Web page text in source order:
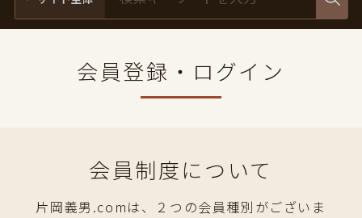
会員登録・ログイン
会員制度について
片岡義男.comは、２つの会員種別がございま